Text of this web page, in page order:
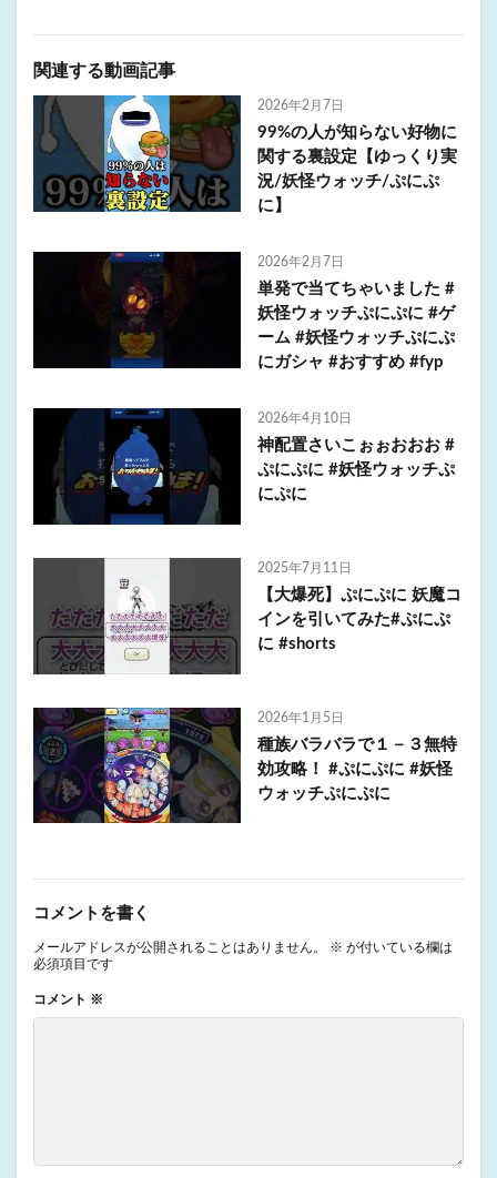
関連する動画記事
2026年2月7日
99%の人が知らない好物に
関する裏設定【ゆっくり実
況/妖怪ウォッチ/ぷにぷ
に】
2026年2月7日
単発で当てちゃいました #
妖怪ウォッチぷにぷに #ゲ
ーム #妖怪ウォッチぷにぷ
にガシャ #おすすめ #fyp
2026年4月10日
神配置さいこぉぉおおお #
ぷにぷに #妖怪ウォッチぷ
にぷに
2025年7月11日
【大爆死】ぷにぷに 妖魔コ
インを引いてみた#ぷにぷ
に #shorts
2026年1月5日
種族バラバラで１－３無特
効攻略！ #ぷにぷに #妖怪
ウォッチぷにぷに
コメントを書く
メールアドレスが公開されることはありません。 ※ が付いている欄は
必須項目です
コメント ※